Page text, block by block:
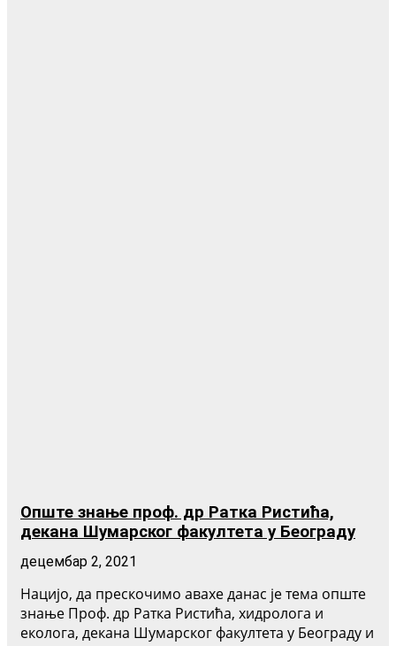
Опште знање проф. др Ратка Ристића,
декана Шумарског факултета у Београду
децембар 2, 2021
Нацијо, да прескочимо аваxе данас је тема опште
знање Проф. др Ратка Ристића, хидролога и
еколога, декана Шумарског факултета у Београду и